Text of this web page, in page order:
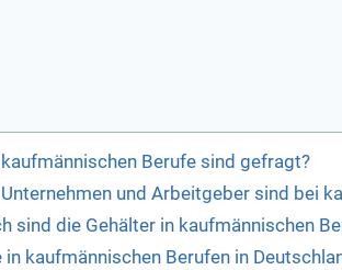
Berufe sind gefragt?
und Arbeitgeber sind bei
sind die Gehälter in kaufmännischen
in kaufmännischen Berufen in